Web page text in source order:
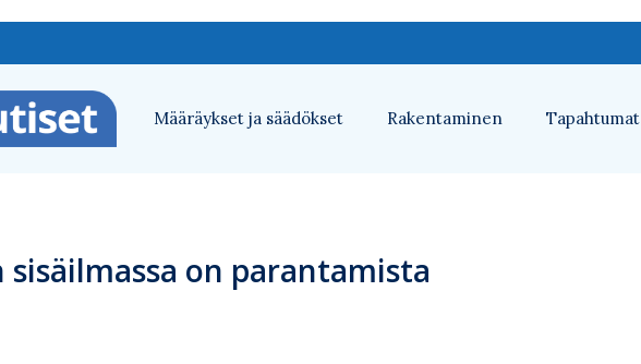
Määräykset ja säädökset Rakentaminen Tapahtumat
sisäilmassa on parantamista